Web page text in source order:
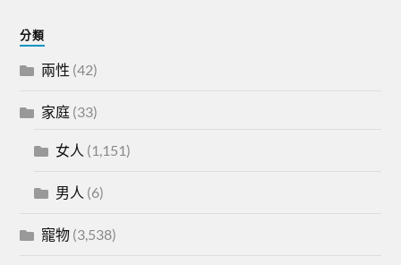
分類
兩性 (42)
家庭 (33)
女人 (1,151)
男人 (6)
寵物 (3,538)